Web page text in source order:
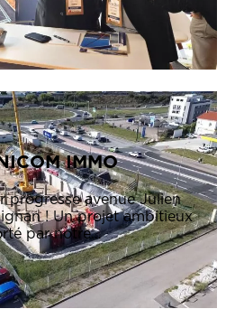
IMMO
progresse avenue Julien
! Un projet ambitieux
par notre…